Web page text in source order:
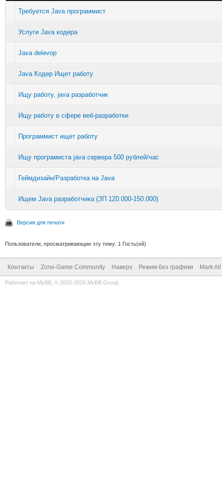
Требуется Java программист
Услуги Java кодера
Java delevop
Java Кодер Ищет работу
Ищу работу, java разработчик
Ищу работу в сфере веб-разработки
Программист ищет работу
Ищу програмиста java сервера 500 рублей/час
Геймдизайн/Разработка на Java
Ищем Java разработчика (ЗП 120.000-150.000)
Версия для печати
Пользователи, просматривающие эту тему: 1 Гость(ей)
Контакты Zone-Game Community Наверх Режим без графики Mark
Работает на MyBB , © 2002-2026 MyBB Group